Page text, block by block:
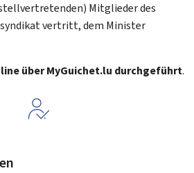
Mitglieder des
vertritt, dem Minister
überMyGuichet.lu durchgeführt.